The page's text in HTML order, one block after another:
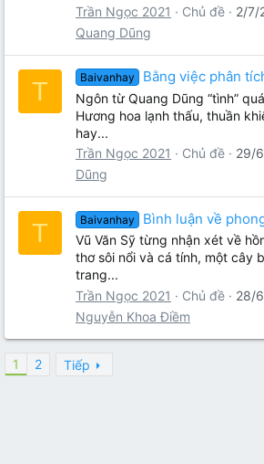
Trần Ngọc 2021
Chủ đề 2/7/
Quang Dũng
T Baivanhay Bằng việc phân
Ngôn từ Quang Dũng “tình”
Hương hoa lạnh thấu, thuần
hay...
Trần Ngọc 2021
Chủ đề 29/
Dũng
T Baivanhay Bình luận về
Vũ Văn Sỹ từng nhận xét về
thơ sôi nổi và cá tính, một cây
trang...
Trần Ngọc 2021
Chủ đề 28/
Nguyễn Khoa Điềm
1 2 Tiếp